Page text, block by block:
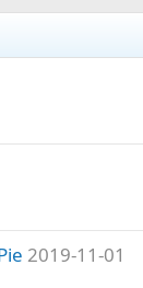
2019-11-01